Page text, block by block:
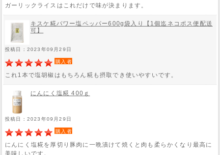
ガーリックライスはこれだけで味が決まります。
キスケ糀パワー塩ペッパー600g袋入り【1個迄ネコポス便配送
可】
投稿日：2023年09月29日
購入者
これ1本で塩胡椒はもちろん糀も摂取でき使いやすいです。
にんにく塩糀 400ｇ
投稿日：2023年09月29日
購入者
にんにく塩糀を厚切り豚肉に一晩漬けて焼くと肉も柔らかくなり最高に
美味しいです。